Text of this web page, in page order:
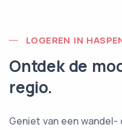
LOGEREN IN
Ontdek de
regio.
Geniet van een